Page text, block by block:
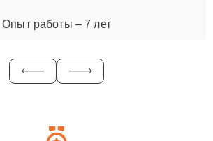
Опыт работы – 7 лет